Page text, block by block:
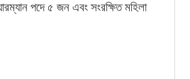
পদে ৫ জন এবং সংরক্ষিত মহিলা